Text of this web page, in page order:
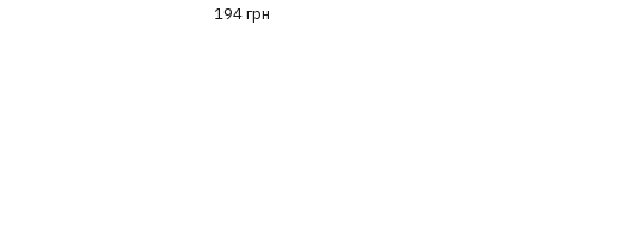
194 грн